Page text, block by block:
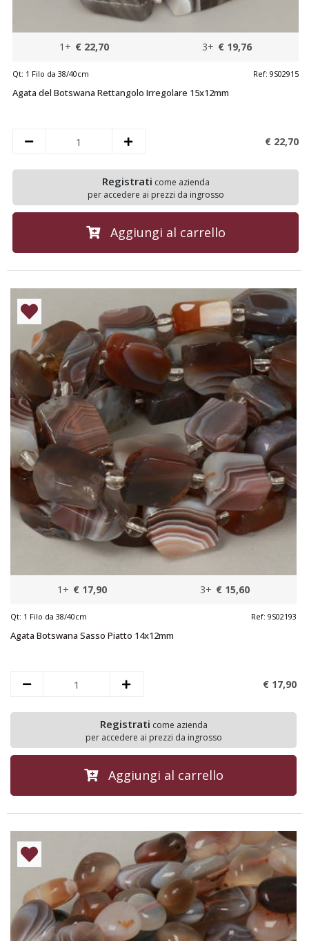
1+ € 22,70 3+ € 19,76
Qt: 1 Filo da 38/40cm Ref: 9S02915
Agata del Botswana Rettangolo Irregolare 15x12mm
€ 22,70
Registrati come azienda
per accedere ai prezzi da ingrosso
Aggiungi al carrello
1+ € 17,90 3+ € 15,60
Qt: 1 Filo da 38/40cm Ref: 9S02193
Agata Botswana Sasso Piatto 14x12mm
€ 17,90
Registrati come azienda
per accedere ai prezzi da ingrosso
Aggiungi al carrello